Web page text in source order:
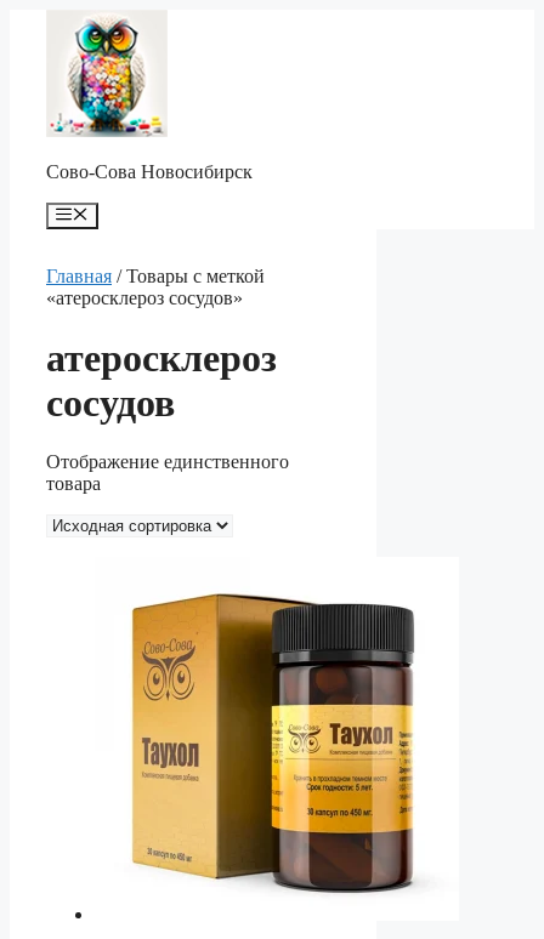
содержимому
Сово-Сова Новосибирск
Меню
Главная / Товары с меткой
«атеросклероз сосудов»
атеросклероз
сосудов
Отображение единственного
товара